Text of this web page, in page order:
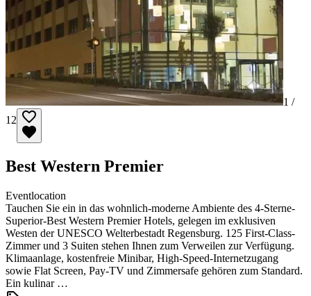
1 /
12
Best Western Premier
Eventlocation
Tauchen Sie ein in das wohnlich-moderne Ambiente des 4-Sterne-
Superior-Best Western Premier Hotels, gelegen im exklusiven
Westen der UNESCO Welterbestadt Regensburg. 125 First-Class-
Zimmer und 3 Suiten stehen Ihnen zum Verweilen zur Verfügung.
Klimaanlage, kostenfreie Minibar, High-Speed-Internetzugang
sowie Flat Screen, Pay-TV und Zimmersafe gehören zum Standard.
Ein kulinar …